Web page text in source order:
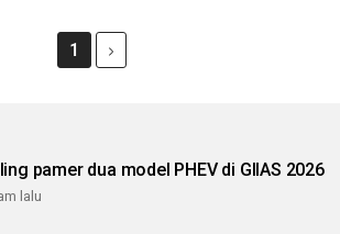
1
pamer dua model PHEV di GIIAS 2026
lalu